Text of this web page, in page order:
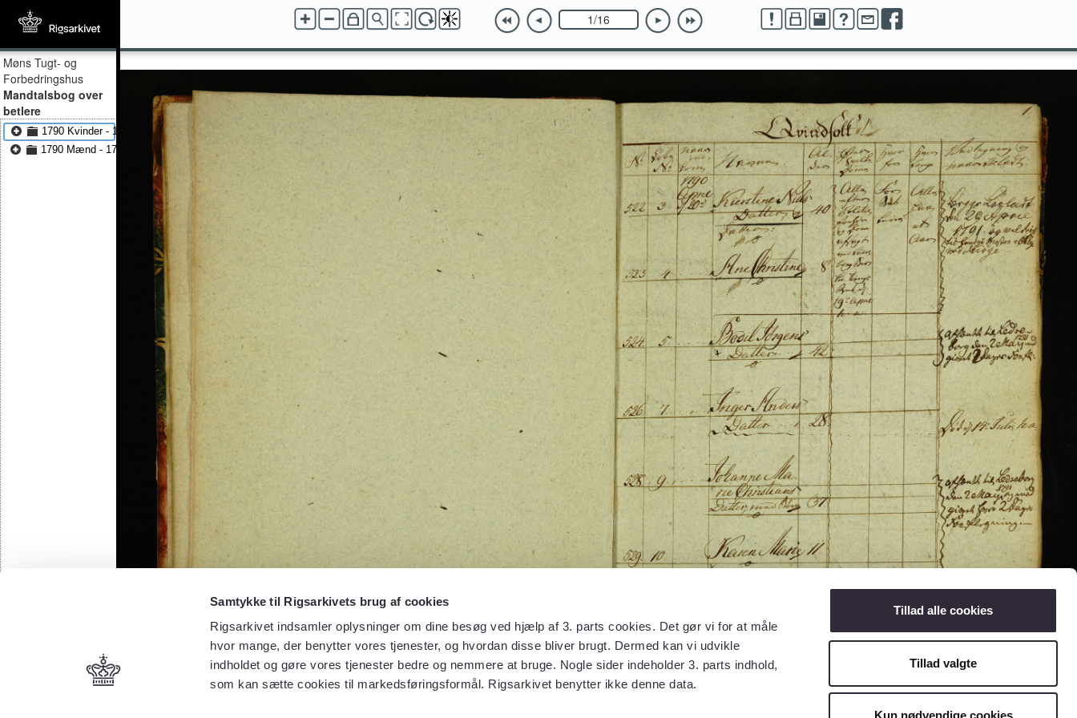
Samtykke til Rigsarkivets brug af cookies
Rigsarkivet indsamler oplysninger om dine besøg ved hjælp af 3. parts cookies. Det gør vi for at måle
hvor mange, der benytter vores tjenester, og hvordan disse bliver brugt. Dermed kan vi udvikle
indholdet og gøre vores tjenester bedre og nemmere at bruge. Nogle sider indeholder 3. parts indhold,
som kan sætte cookies til markedsføringsformål. Rigsarkivet benytter ikke denne data.
Tillad alle cookies
Tillad valgte
Kun nødvendige cookies
Møns Tugt- og
Forbedringshus
Mandtalsbog over
betlere
1790 Kvinder - 1792 Kvinder
1790 Mænd - 1792